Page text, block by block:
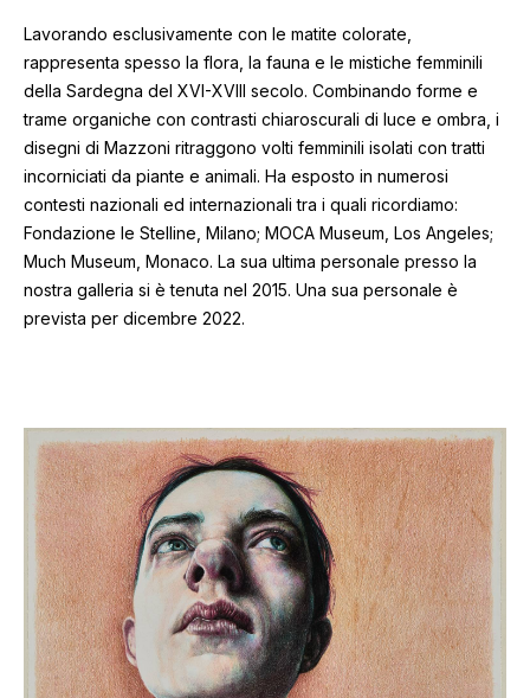
Lavorando esclusivamente con le matite colorate,
rappresenta spesso la flora, la fauna e le mistiche femminili
della Sardegna del XVI-XVIII secolo. Combinando forme e
trame organiche con contrasti chiaroscurali di luce e ombra, i
disegni di Mazzoni ritraggono volti femminili isolati con tratti
incorniciati da piante e animali. Ha esposto in numerosi
contesti nazionali ed internazionali tra i quali ricordiamo:
Fondazione le Stelline, Milano; MOCA Museum, Los Angeles;
Much Museum, Monaco. La sua ultima personale presso la
nostra galleria si è tenuta nel 2015. Una sua personale è
prevista per dicembre 2022.